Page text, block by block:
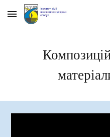
Skip to main content